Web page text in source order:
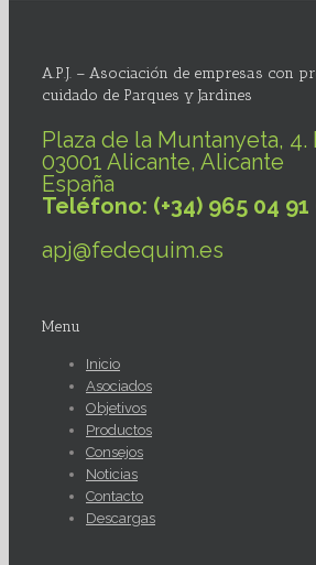
A.P.J. – Asociación de empresas con
cuidado de Parques y Jardines
Plaza de la Muntanyeta, 4.
03001 Alicante, Alicante
España
Teléfono: (+34) 965 04 91
apj@fedequim.es
Menu
Inicio
Asociados
Objetivos
Productos
Consejos
Noticias
Contacto
Descargas